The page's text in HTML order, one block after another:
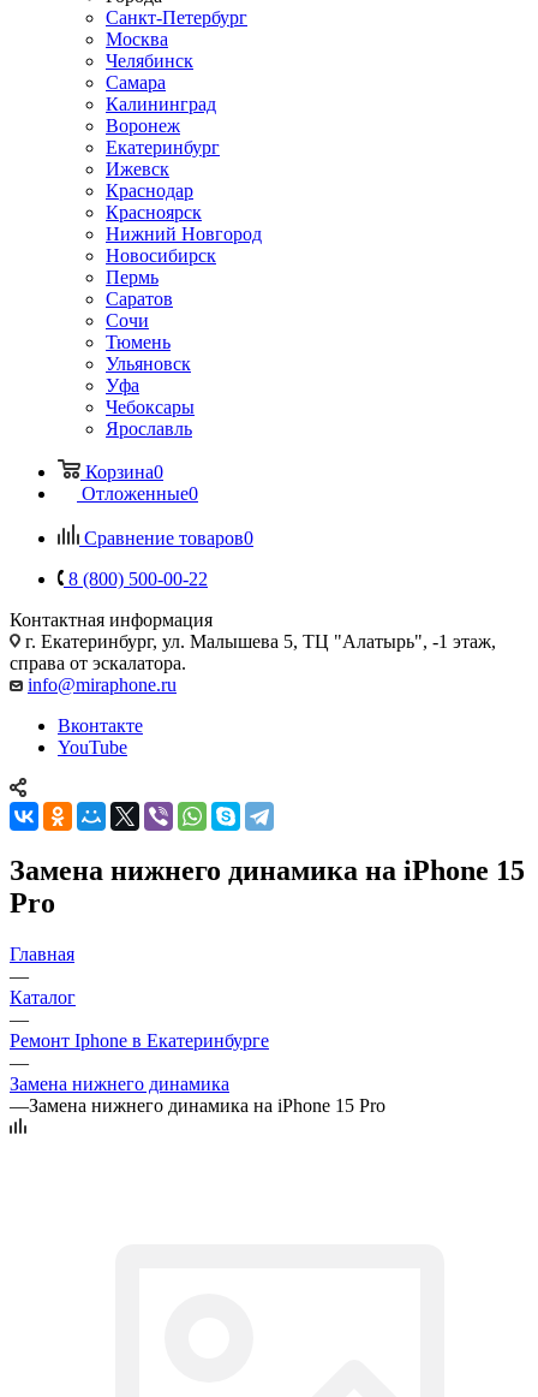
Санкт-Петербург
Москва
Челябинск
Самара
Калининград
Воронеж
Екатеринбург
Ижевск
Краснодар
Красноярск
Нижний Новгород
Новосибирск
Пермь
Саратов
Сочи
Тюмень
Ульяновск
Уфа
Чебоксары
Ярославль
Корзина0
Отложенные0
Сравнение товаров0
8 (800) 500-00-22
Контактная информация
г. Екатеринбург, ул. Малышева 5, ТЦ "Алатырь", -1 этаж,
справа от эскалатора.
info@miraphone.ru
Вконтакте
YouTube
Замена нижнего динамика на iPhone 15
Pro
Главная
—
Каталог
—
Ремонт Iphone в Екатеринбурге
—
Замена нижнего динамика
—Замена нижнего динамика на iPhone 15 Pro